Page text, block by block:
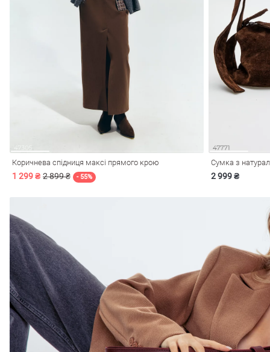
На
Коричнева спідниця максі прямого крою
1 299 ₴ 2 899 ₴ - 55%
Сумка з
2 999 ₴